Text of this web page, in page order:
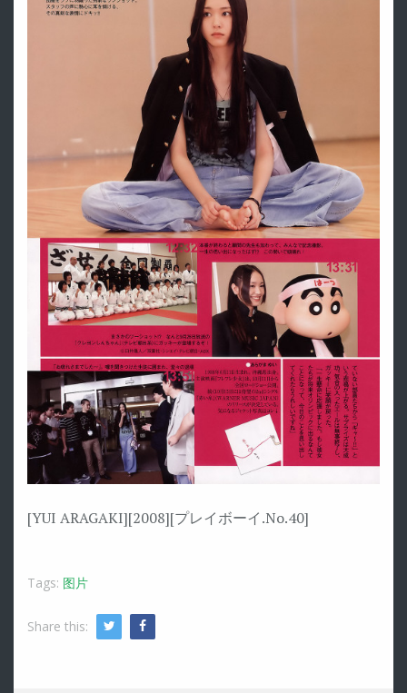
[YUI ARAGAKI][2008][プレイボーイ.No.40]
Tags: 图片
Share this: Twitter